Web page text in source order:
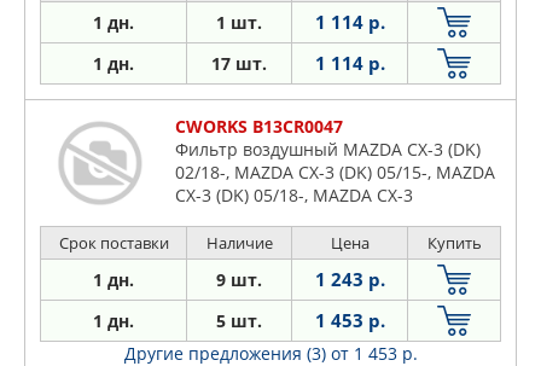
1 дн. 1 шт. 1 114 р.
1 дн. 17 шт. 1 114 р.
CWORKS B13CR0047
Фильтр воздушный MAZDA CX-3 (DK)
02/18-, MAZDA CX-3 (DK) 05/15-, MAZDA
CX-3 (DK) 05/18-, MAZDA CX-3
Срок поставки Наличие Цена Купить
1 дн. 9 шт. 1 243 р.
1 дн. 5 шт. 1 453 р.
Другие предложения (3) от 1 453 р.